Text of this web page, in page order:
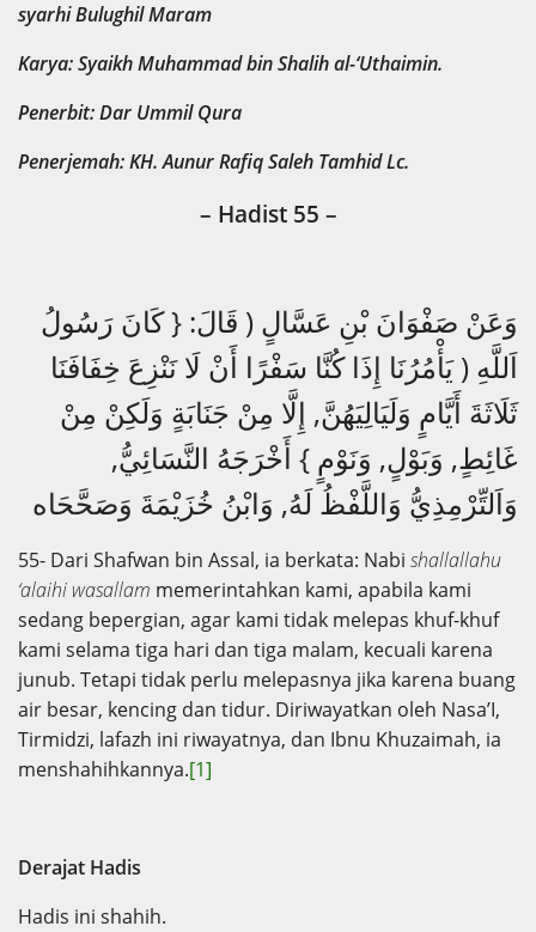
syarhi Bulughil Maram
Karya: Syaikh Muhammad bin Shalih al-‘Uthaimin.
Penerbit: Dar Ummil Qura
Penerjemah: KH. Aunur Rafiq Saleh Tamhid Lc.
– Hadist 55 –
وَعَنْ صَفْوَانَ بْنِ عَسَّالٍ ( قَالَ: { كَانَ رَسُولُ
اَللَّهِ ( يَأْمُرُنَا إِذَا كُنَّا سَفْرًا أَنْ لَا نَنْزِعَ خِفَافَنَا
ثَلَاثَةَ أَيَّامٍ وَلَيَالِيَهُنَّ, إِلَّا مِنْ جَنَابَةٍ وَلَكِنْ مِنْ
غَائِطٍ, وَبَوْلٍ, وَنَوْمٍ } أَخْرَجَهُ النَّسَائِيُّ,
وَاَلتِّرْمِذِيُّ وَاللَّفْظُ لَهُ, وَابْنُ خُزَيْمَةَ وَصَحَّحَاه
55- Dari Shafwan bin Assal, ia berkata: Nabi shallallahu
‘alaihi wasallam memerintahkan kami, apabila kami
sedang bepergian, agar kami tidak melepas khuf-khuf
kami selama tiga hari dan tiga malam, kecuali karena
junub. Tetapi tidak perlu melepasnya jika karena buang
air besar, kencing dan tidur. Diriwayatkan oleh Nasa’I,
Tirmidzi, lafazh ini riwayatnya, dan Ibnu Khuzaimah, ia
menshahihkannya.[1]
Derajat Hadis
Hadis ini shahih.